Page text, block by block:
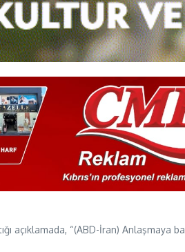
açıklamada, “(ABD-İran) Anlaşmaya